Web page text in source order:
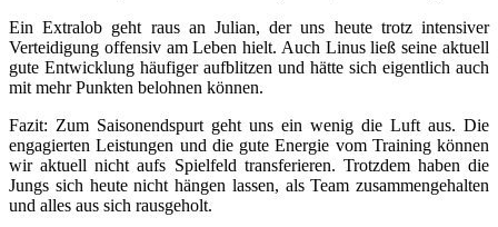
Ein Extralob geht raus an Julian, der uns heute trotz intensiver
Verteidigung offensiv am Leben hielt. Auch Linus ließ seine aktuell
gute Entwicklung häufiger aufblitzen und hätte sich eigentlich auch
mit mehr Punkten belohnen können.
Fazit: Zum Saisonendspurt geht uns ein wenig die Luft aus. Die
engagierten Leistungen und die gute Energie vom Training können
wir aktuell nicht aufs Spielfeld transferieren. Trotzdem haben die
Jungs sich heute nicht hängen lassen, als Team zusammengehalten
und alles aus sich rausgeholt.